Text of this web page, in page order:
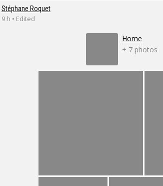
Stéphane Roquet
9 h • Edited
Home
+ 7 photos